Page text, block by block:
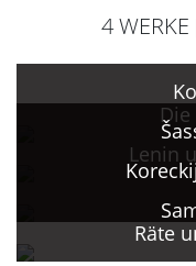
4
Lenin
Räte